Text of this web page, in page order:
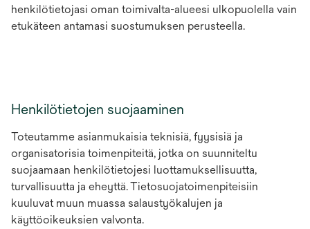
henkilötietojasi oman toimivalta-alueesi ulkopuolella vain
etukäteen antamasi suostumuksen perusteella.
Henkilötietojen suojaaminen
Toteutamme asianmukaisia teknisiä, fyysisiä ja
organisatorisia toimenpiteitä, jotka on suunniteltu
suojaamaan henkilötietojesi luottamuksellisuutta,
turvallisuutta ja eheyttä. Tietosuojatoimenpiteisiin
kuuluvat muun muassa salaustyökalujen ja
käyttöoikeuksien valvonta.